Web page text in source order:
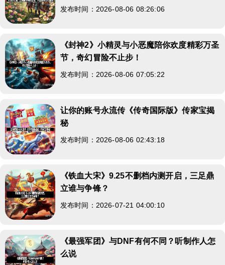
发布时间：2026-08-06 08:26:06
《封神2》小精灵与小恶魔陪你欢度精彩万圣
节，奇幻冒险不止步！
发布时间：2026-08-06 07:05:22
让你的账号永流传《传奇国际版》传家宝揭
秘
发布时间：2026-08-06 02:43:18
《铁血大宋》9.25不删档内测开启，三足鼎
立谁与争锋？
发布时间：2026-07-21 04:00:10
《最强军团》与DNF有何不同？听制作人怎
么说